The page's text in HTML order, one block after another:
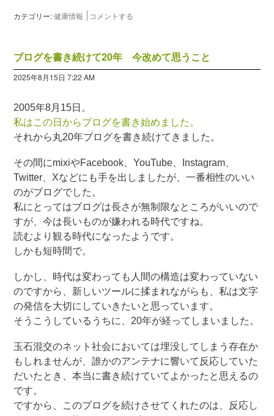
カテゴリー: 健康情報 コメントする
ブログを書き続けて20年 今改めて思うこと
2025年8月15日 7:22 AM
2005年8月15日。
私はこの日からブログを書き始めました。
それから丸20年ブログを書き続けてきました。
その間にmixiやFacebook、YouTube、Instagram、
Twitter、Xなどにも手を出しましたが、一番相性のいい
のがブログでした。
私にとってはブログは長さが無制限なところがいいので
すが、今は長いものが嫌われる時代ですね。
読むより観る時代になったようです。
しかも短時間で。
しかし、時代は変わっても人間の構造は変わっていない
のですから、新しいツールに揉まれながらも、私は文字
の発信を大切にしていきたいと思っています。
そうこうしているうちに、20年が経ってしまいました。
玉石混交のネット社会においては埋没してしまう存在か
もしれませんが、誰かのアンテナに響いて反応していた
だいたとき、本当に書き続けていてよかったと思えるの
です。
ですから、このブログを続けさせてくれたのは、反応し